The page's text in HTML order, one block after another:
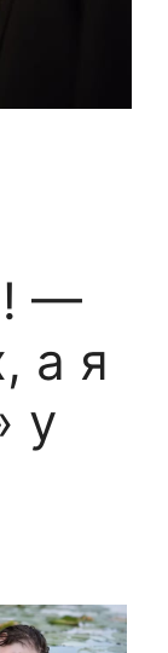
—
а я
у